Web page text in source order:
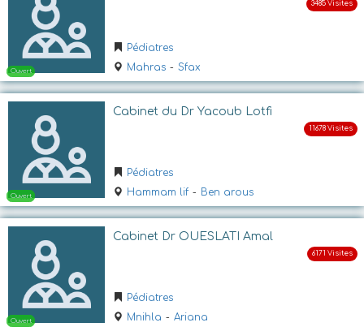
Ouvert
Ouvert
Pédiatres
Mahras - Sfax
Cabinet du Dr Yacoub Lotfi
Pédiatres
Hammam lif - Ben arous
Cabinet Dr OUESLATI Amal
Pédiatres
Mnihla - Ariana